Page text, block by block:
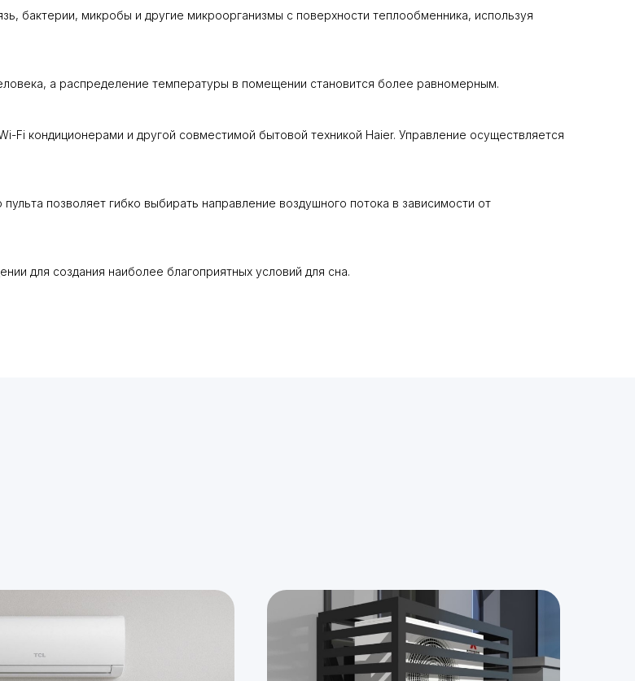
бактерии, микробы и другие микроорганизмы c поверхности теплообменника, используя
а распределение температуры в помещении становится более равномерным.
Fi кондиционерами и другой совместимой бытовой техникой Haier. Управление осуществляется
позволяет гибко выбирать направление воздушного потока в зависимости от
для создания наиболее благоприятных условий для сна.